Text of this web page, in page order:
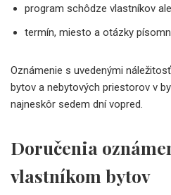
program schôdze vlastníkov
termín, miesto a otázky
Oznámenie s uvedenými
bytov a nebytových priestorov v
najneskôr sedem dní vopred.
Doručenia
vlastníkom bytov